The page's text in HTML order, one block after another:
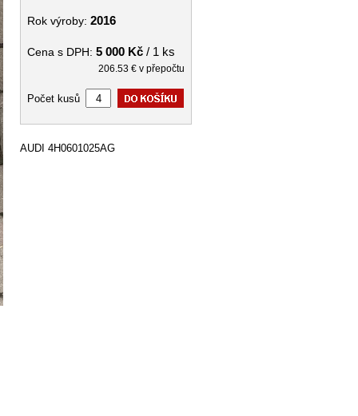
Rok výroby: 2016
Cena s DPH: 5 000 Kč / 1 ks
206.53 € v přepočtu
Počet kusů
AUDI 4H0601025AG